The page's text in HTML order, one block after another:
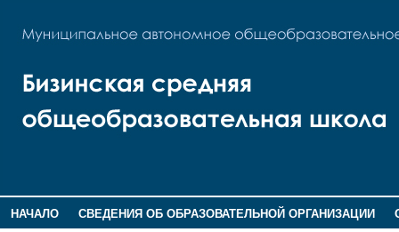
НАЧАЛО СВЕДЕНИЯ ОБ ОБРАЗОВАТЕЛЬНОЙ ОРГАНИЗАЦИИ